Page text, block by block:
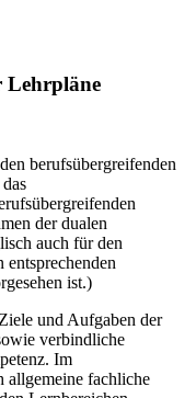
Lehrpläne
berufsübergreifenden
der dualen
auch für den
entsprechenden
ist.)
und Aufgaben der
verbindliche
Im
allgemeine fachliche